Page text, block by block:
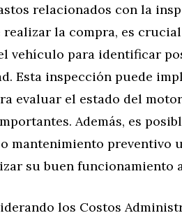
relacionados con la
realizar la compra, es
vehículo para identificar
Esta inspección puede
evaluar el estado del
Además, es
mantenimiento preventivo
su buen funcionamiento
los Costos